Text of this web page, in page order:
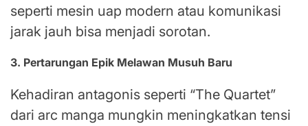
seperti mesin uap modern atau komunikasi
jarak jauh bisa menjadi sorotan.
3. Pertarungan Epik Melawan Musuh Baru
Kehadiran antagonis seperti “The Quartet”
dari arc manga mungkin meningkatkan tensi